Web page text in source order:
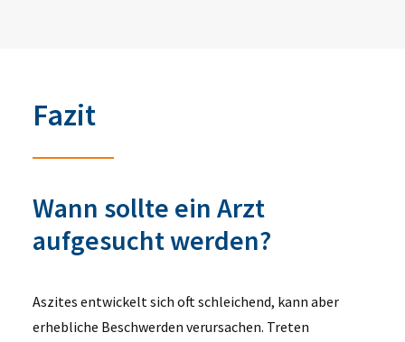
Fazit
Wann sollte ein Arzt
aufgesucht werden?
Aszites entwickelt sich oft schleichend, kann aber
erhebliche Beschwerden verursachen. Treten